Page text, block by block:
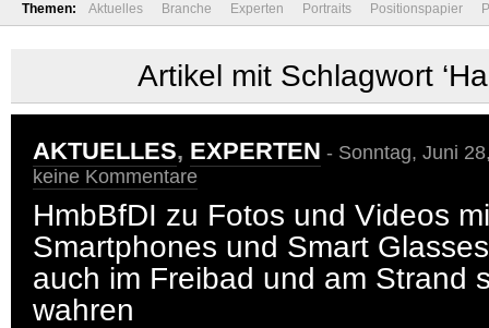
Themen: Aktuelles Branche Experten Portraits Positionspapier
Artikel mit Schlagwort
AKTUELLES, EXPERTEN - Sonntag, Juni
keine Kommentare
HmbBfDI zu Fotos und Videos
Smartphones und Smart
auch im Freibad und am Strand
wahren